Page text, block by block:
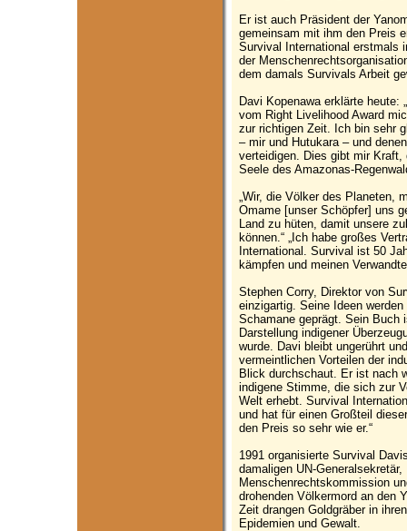
Er ist auch Präsident der
gemeinsam mit ihm den Preis
Survival International erstmals
der
dem damals Survivals Arbeit
Davi Kopenawa erklärte
vom Right Livelihood Award
zur richtigen Zeit. Ich bin sehr
– mir und Hutukara – und
verteidigen. Dies gibt mir
Seele des Amazonas-
„Wir, die Völker des Planeten,
Omame [unser Schöpfer] uns
Land zu hüten, damit unsere
können.“ „Ich habe großes
International. Survival ist 50
kämpfen und meinen
Stephen Corry, Direktor von
einzigartig. Seine Ideen
Schamane geprägt. Sein Buch
Darstellung indigener
wurde. Davi bleibt ungerührt
vermeintlichen Vorteilen der
Blick durchschaut. Er ist nach
indigene Stimme, die sich zur
Welt erhebt. Survival
und hat für einen Großteil
den Preis so sehr wie er.“
1991 organisierte Survival
damaligen UN-
Menschenrechtskommission
drohenden Völkermord an den
Zeit drangen Goldgräber in
Epidemien und Gewalt.